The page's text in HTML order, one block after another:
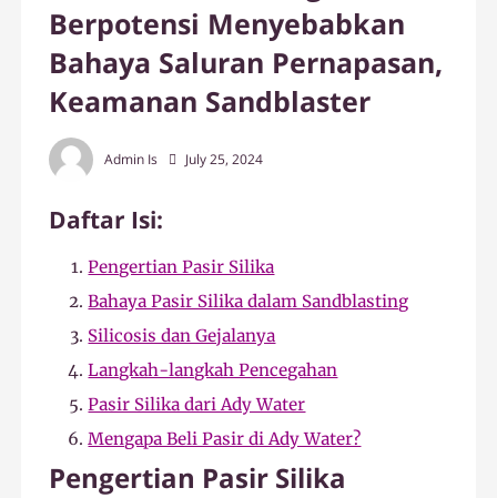
Berpotensi Menyebabkan
Bahaya Saluran Pernapasan,
Keamanan Sandblaster
Admin Is July 25, 2024
Daftar Isi:
Pengertian Pasir Silika
Bahaya Pasir Silika dalam Sandblasting
Silicosis dan Gejalanya
Langkah-langkah Pencegahan
Pasir Silika dari Ady Water
Mengapa Beli Pasir di Ady Water?
Pengertian Pasir Silika